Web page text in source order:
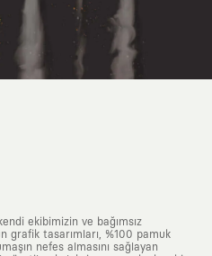
ekibimizin ve bağımsız
grafik tasarımları, %100 pamuk
nefes almasını sağlayan